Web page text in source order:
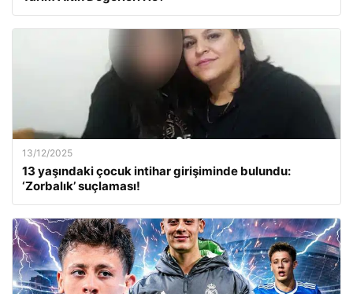
13/12/2025
13 yaşındaki çocuk intihar girişiminde bulundu:
‘Zorbalık’ suçlaması!